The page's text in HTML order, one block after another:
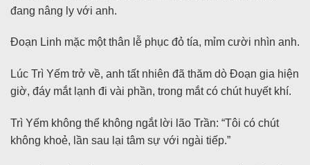
đang nâng ly với anh.
Đoạn Linh mặc một thân lễ phục đỏ tía, mỉm cười nhìn anh.
Lúc Trì Yếm trở về, anh tất nhiên đã thăm dò Đoạn gia hiện
giờ, đáy mắt lạnh đi vài phần, trong mắt có chút huyết khí.
Trì Yếm không thể không ngắt lời lão Trần: “Tôi có chút
không khoẻ, lần sau lại tâm sự với ngài tiếp.”